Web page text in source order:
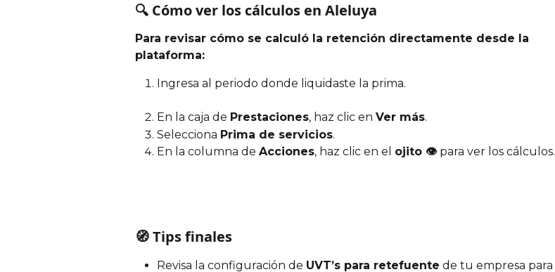
🔍 Cómo ver los cálculos en Aleluya
Para revisar cómo se calculó la retención directamente desde la
plataforma:
Ingresa al periodo donde liquidaste la prima.
En la caja de Prestaciones, haz clic en Ver más.
Selecciona Prima de servicios.
En la columna de Acciones, haz clic en el ojito 👁️ para ver los cálculos.
🧭 Tips finales
Revisa la configuración de UVT’s para retefuente de tu empresa para